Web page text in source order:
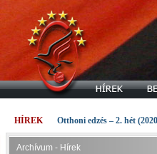
HÍREK Otthoni edzés – 2. hét
Archívum - Hírek